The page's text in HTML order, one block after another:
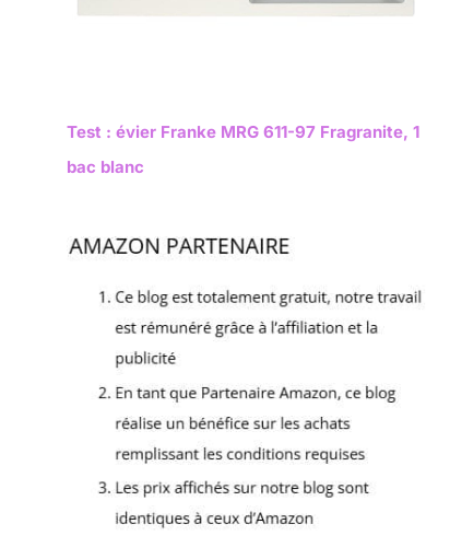
Test : évier Franke MRG 611-97 Fragranite, 1
bac blanc